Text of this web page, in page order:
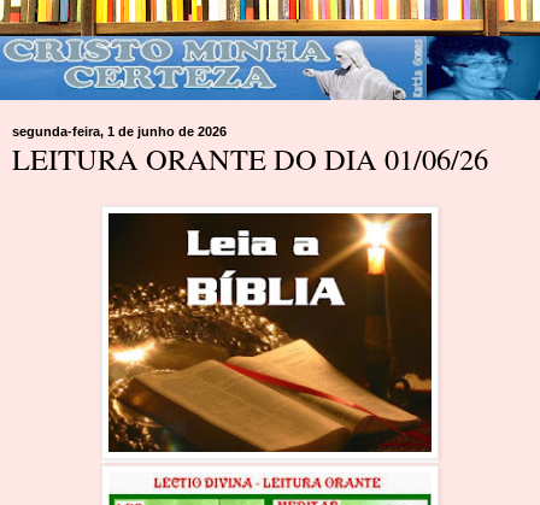
segunda-feira, 1 de junho de 2026
LEITURA ORANTE DO DIA 01/06/26